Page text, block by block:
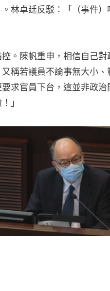
林卓廷反駁：「（事件）
。陳帆重申，相信自己對
稱若議員不論事無大小、
求官員下台，這並非政治
」